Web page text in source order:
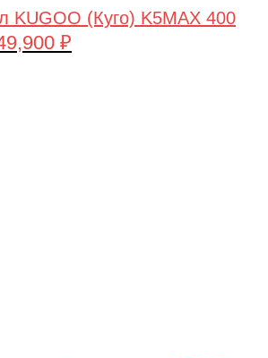
KUGOO (Куго) K5MAX 400
₽